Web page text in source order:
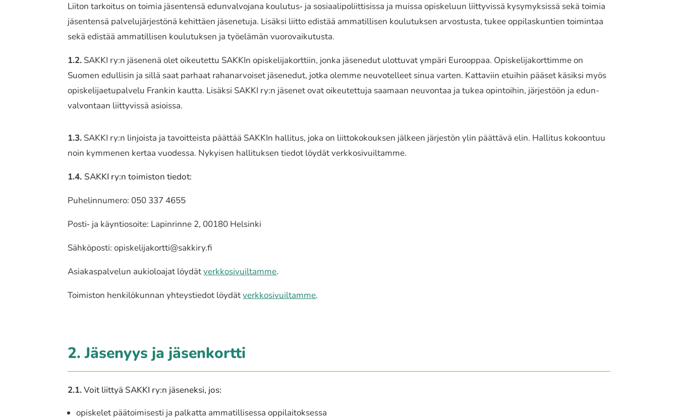
Liiton tarkoi­tus on toimia jäsen­ten­sä edun­val­vo­ja­na koulutus‐ ja sosi­aa­li­po­liit­ti­sis­sa ja muissa opis­ke­luun liit­ty­vis­sä kysy­myk­sis­sä sekä toimia
jäsen­ten­sä palve­lu­jär­jes­tö­nä kehit­täen jäse­ne­tu­ja. Lisäksi liitto edistää amma­til­li­sen koulu­tuk­sen arvos­tus­ta, tukee oppi­las­kun­tien toimin­taa
sekä edistää amma­til­li­sen koulu­tuk­sen ja työelä­män vuoro­vai­ku­tus­ta.
1.2. SAKKI ry:n jäse­ne­nä olet oikeu­tet­tu SAKKIn opis­ke­li­ja­kort­tiin, jonka jäse­ne­dut ulot­tu­vat ympäri Eurooppaa. Opiskelijakorttimme on
Suomen edul­li­sin ja sillä saat parhaat raha­nar­voi­set jäse­ne­dut, jotka olemme neuvo­tel­leet sinua varten. Kattaviin etuihin pääset käsiksi myös
opis­ke­li­jae­tu­pal­ve­lu Frankin kautta. Lisäksi SAKKI ry:n jäsenet ovat oikeu­tet­tu­ja saamaan neuvon­taa ja tukea opin­toi­hin, järjes­töön ja edun­
val­von­taan liit­ty­vis­sä asiois­sa.
1.3. SAKKI ry:n linjois­ta ja tavoit­teis­ta päättää SAKKIn halli­tus, joka on liit­to­ko­kouk­sen jälkeen järjes­tön ylin päät­tä­vä elin. Hallitus kokoon­tuu
noin kymme­nen kertaa vuodes­sa. Nykyisen halli­tuk­sen tiedot löydät verk­ko­si­vuil­tam­me.
1.4. SAKKI ry:n toimis­ton tiedot:
Puhelinnumero: 050 337 4655
Posti‐ ja käyn­tio­soi­te: Lapinrinne 2, 00180 Helsinki
Sähköposti:opiskelijakortti@sakkiry.fi
Asiakaspalvelun aukioloajat löydätverkkosivuiltamme.
Toimiston henki­lö­kun­nan yhteys­tie­dot löydätverk­ko­si­vuil­tam­me.
2. Jäsenyys ja jäsenkortti
2.1.Voit liittyä SAKKI ry:n jäse­nek­si, jos:
opis­ke­let päätoi­mi­ses­ti ja palkat­ta amma­til­li­ses­sa oppi­lai­tok­ses­sa